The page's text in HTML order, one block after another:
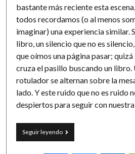
bastante más reciente esta
todos recordamos (o al menos
imaginar) una experiencia similar.
libro, un silencio que no es
que oímos una página pasar;
cruza el pasillo buscando un
rotulador se alternan sobre la
lado. Y este ruido que no es ruido
despiertos para seguir con
Seguir leyendoVolveremos
a